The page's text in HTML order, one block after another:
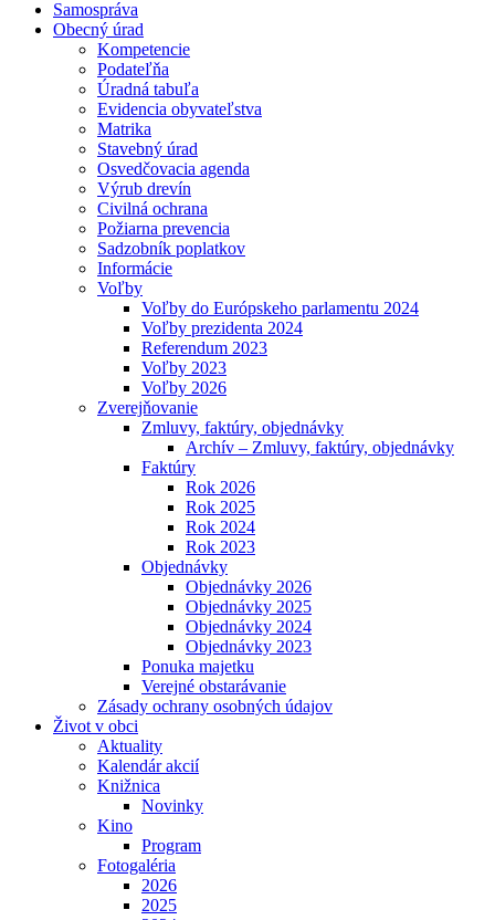
Samospráva
Obecný úrad
Kompetencie
Podateľňa
Úradná tabuľa
Evidencia obyvateľstva
Matrika
Stavebný úrad
Osvedčovacia agenda
Výrub drevín
Civilná ochrana
Požiarna prevencia
Sadzobník poplatkov
Informácie
Voľby
Voľby do Európskeho parlamentu 2024
Voľby prezidenta 2024
Referendum 2023
Voľby 2023
Voľby 2026
Zverejňovanie
Zmluvy, faktúry, objednávky
Archív – Zmluvy, faktúry, objednávky
Faktúry
Rok 2026
Rok 2025
Rok 2024
Rok 2023
Objednávky
Objednávky 2026
Objednávky 2025
Objednávky 2024
Objednávky 2023
Ponuka majetku
Verejné obstarávanie
Zásady ochrany osobných údajov
Život v obci
Aktuality
Kalendár akcií
Knižnica
Novinky
Kino
Program
Fotogaléria
2026
2025